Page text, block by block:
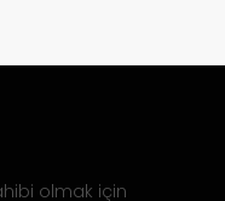
olmak için